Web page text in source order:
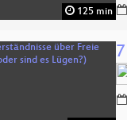
125 min